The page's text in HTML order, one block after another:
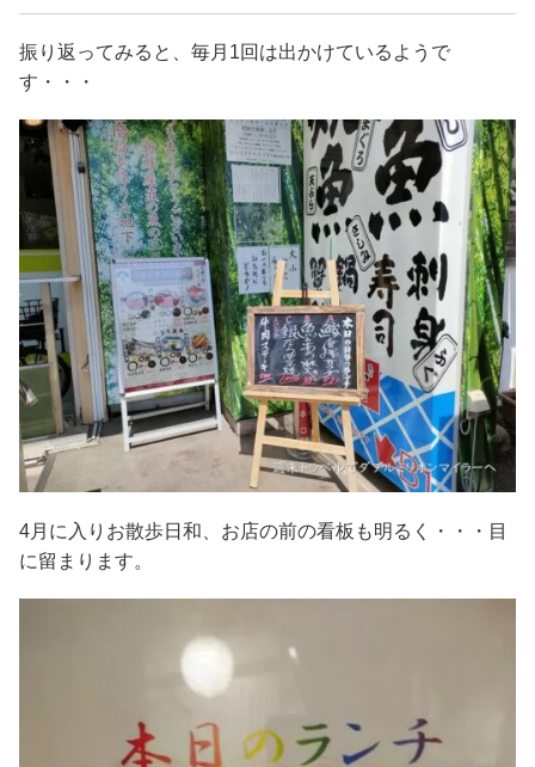
振り返ってみると、毎月1回は出かけているようで
す・・・
4月に入りお散歩日和、お店の前の看板も明るく・・・目
に留まります。